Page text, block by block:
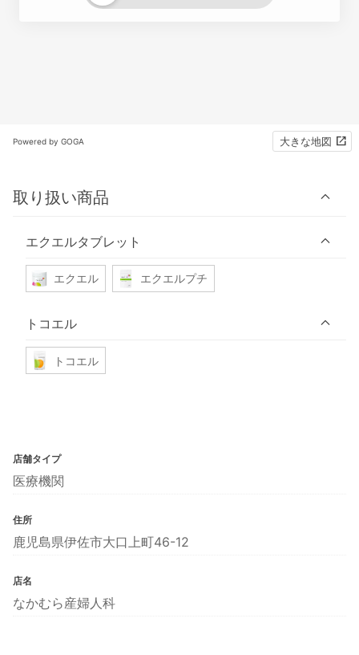
Powered by GOGA 大きな地図
取り扱い商品
エクエルタブレット
エクエル エクエルプチ
トコエル
トコエル
店舗タイプ
医療機関
住所
鹿児島県伊佐市大口上町46-12
店名
なかむら産婦人科